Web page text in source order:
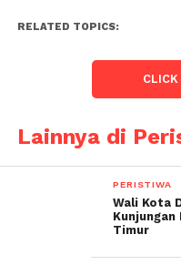
RELATED TOPICS:
Lainnya di
PERISTIWA
Wali Kota
Timur